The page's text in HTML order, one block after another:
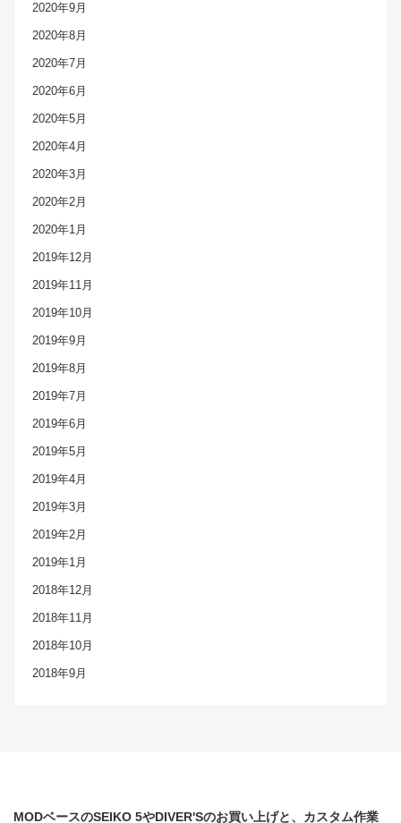
2020年9月
2020年8月
2020年7月
2020年6月
2020年5月
2020年4月
2020年3月
2020年2月
2020年1月
2019年12月
2019年11月
2019年10月
2019年9月
2019年8月
2019年7月
2019年6月
2019年5月
2019年4月
2019年3月
2019年2月
2019年1月
2018年12月
2018年11月
2018年10月
2018年9月
MODベースのSEIKO 5やDIVER'Sのお買い上げと、カスタム作業